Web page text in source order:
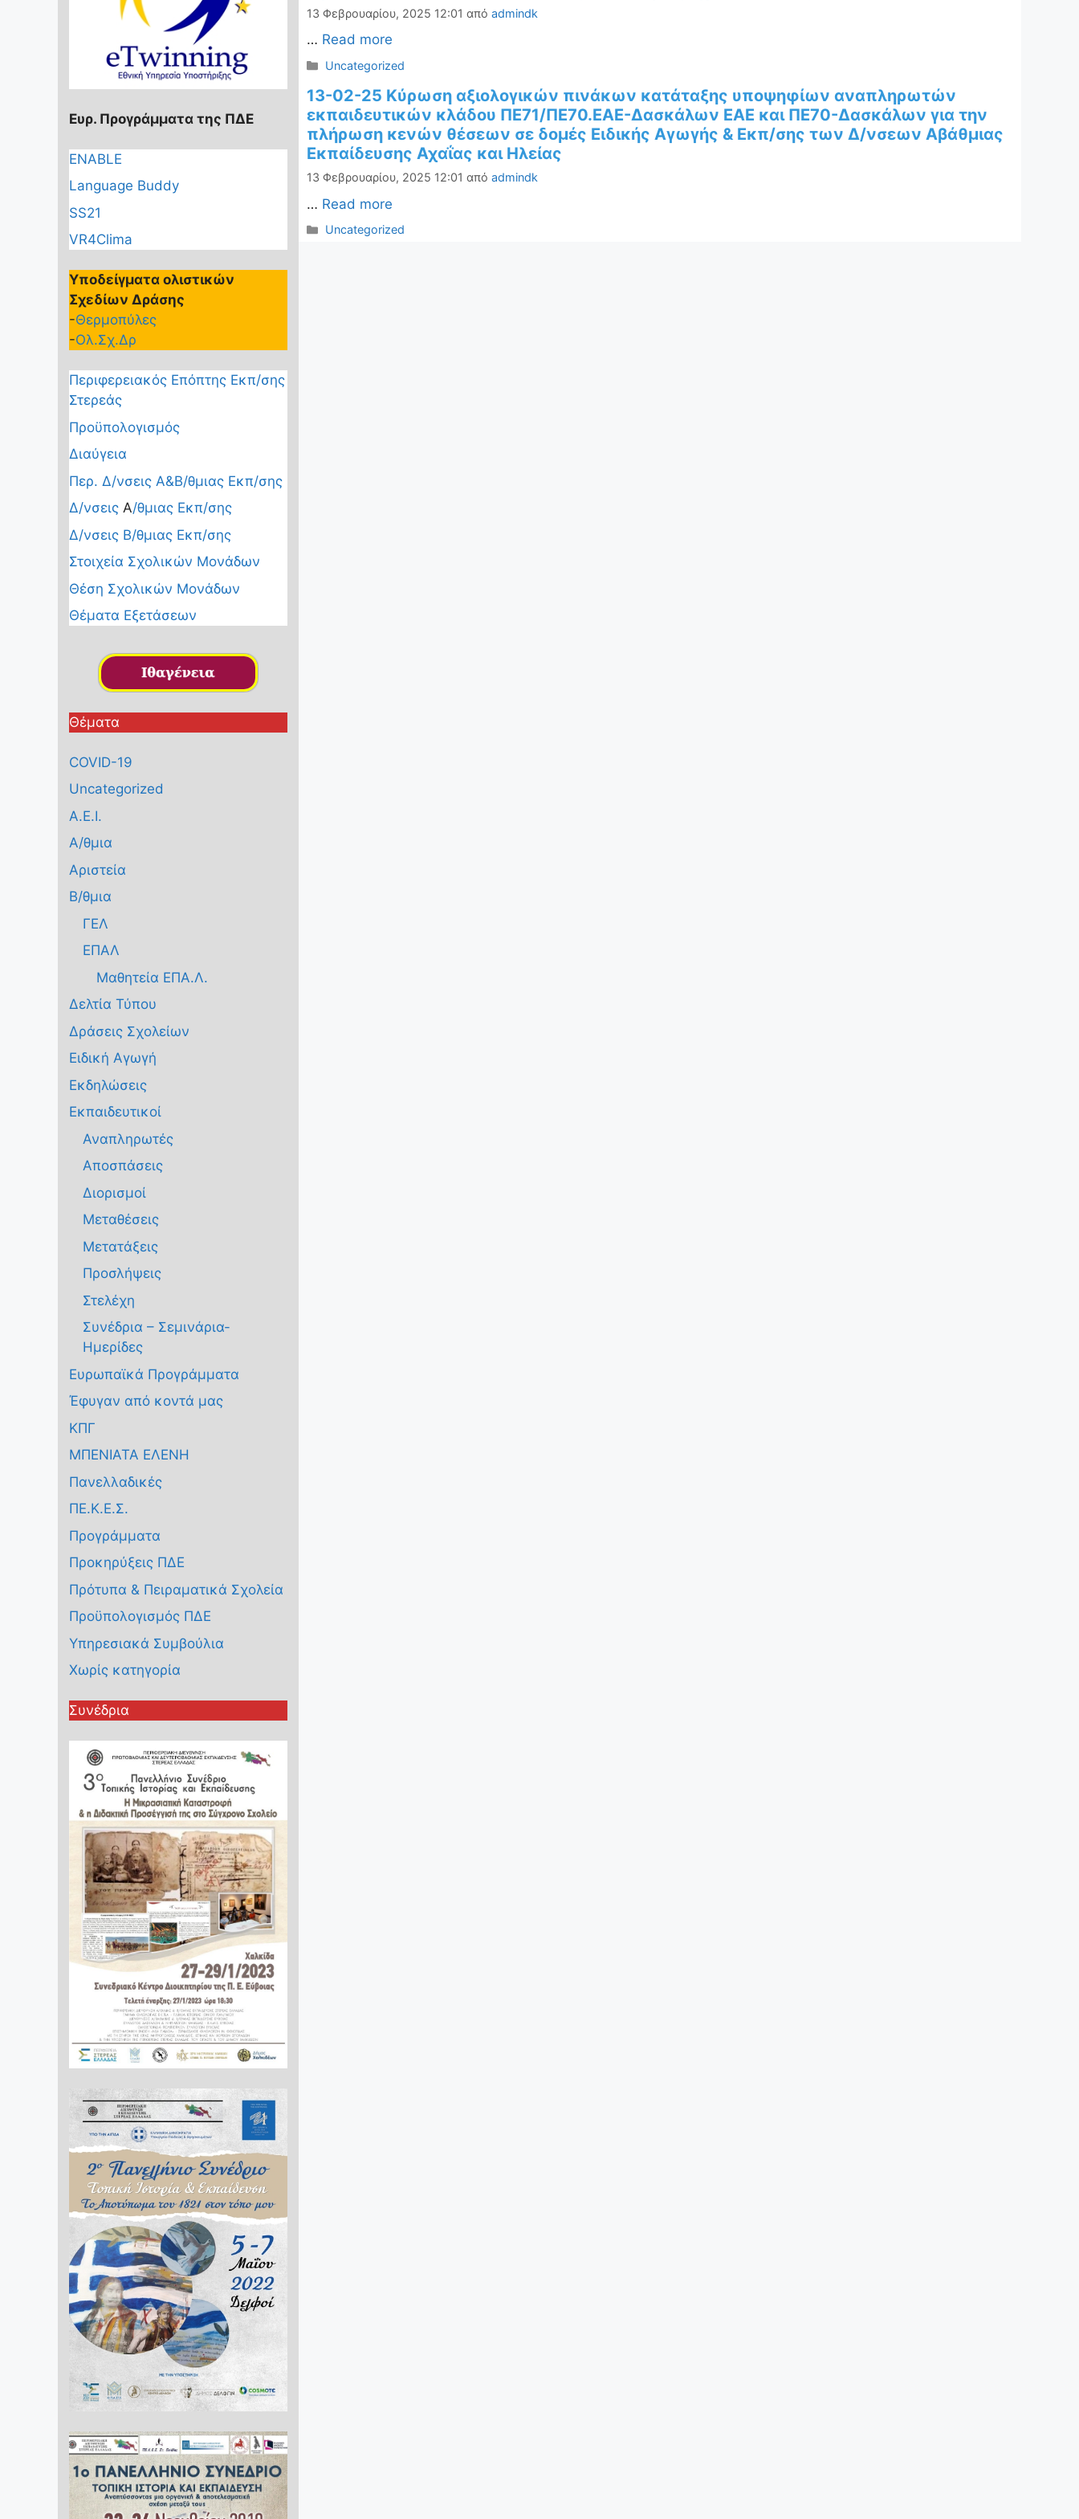
13 Φεβρουαρίου, 2025 12:01 από admindk
… Read more
Κατηγορίες
Uncategorized
13-02-25 Κύρωση αξιολογικών πινάκων κατάταξης υποψηφίων αναπληρωτών
εκπαιδευτικών κλάδου ΠΕ71/ΠΕ70.ΕΑΕ-Δασκάλων ΕΑΕ και ΠΕ70-Δασκάλων για την
πλήρωση κενών θέσεων σε δομές Ειδικής Αγωγής & Εκπ/σης των Δ/νσεων Αβάθμιας
Εκπαίδευσης Αχαΐας και Ηλείας
13 Φεβρουαρίου, 2025 12:01 από admindk
… Read more
Κατηγορίες
Uncategorized
Ευρ. Προγράμματα της ΠΔΕ
ENABLE
Language Buddy
SS21
VR4Clima
Υποδείγματα ολιστικών
Σχεδίων Δράσης
-Θερμοπύλες
-Ολ.Σχ.Δρ
Περιφερειακός Επόπτης Εκπ/σης
Στερεάς
Προϋπολογισμός
Διαύγεια
Περ. Δ/νσεις Α&Β/θμιας Εκπ/σης
Δ/νσεις Α/θμιας Εκπ/σης
Δ/νσεις Β/θμιας Εκπ/σης
Στοιχεία Σχολικών Μονάδων
Θέση Σχολικών Μονάδων
Θέματα Εξετάσεων
Θέματα
COVID-19
Uncategorized
Α.Ε.Ι.
Α/θμια
Αριστεία
Β/θμια
ΓΕΛ
ΕΠΑΛ
Μαθητεία ΕΠΑ.Λ.
Δελτία Τύπου
Δράσεις Σχολείων
Ειδική Αγωγή
Εκδηλώσεις
Εκπαιδευτικοί
Αναπληρωτές
Αποσπάσεις
Διορισμοί
Μεταθέσεις
Μετατάξεις
Προσλήψεις
Στελέχη
Συνέδρια – Σεμινάρια-
Ημερίδες
Ευρωπαϊκά Προγράμματα
Έφυγαν από κοντά μας
ΚΠΓ
ΜΠΕΝΙΑΤΑ ΕΛΕΝΗ
Πανελλαδικές
ΠΕ.Κ.Ε.Σ.
Προγράμματα
Προκηρύξεις ΠΔΕ
Πρότυπα & Πειραματικά Σχολεία
Προϋπολογισμός ΠΔΕ
Υπηρεσιακά Συμβούλια
Χωρίς κατηγορία
Συνέδρια